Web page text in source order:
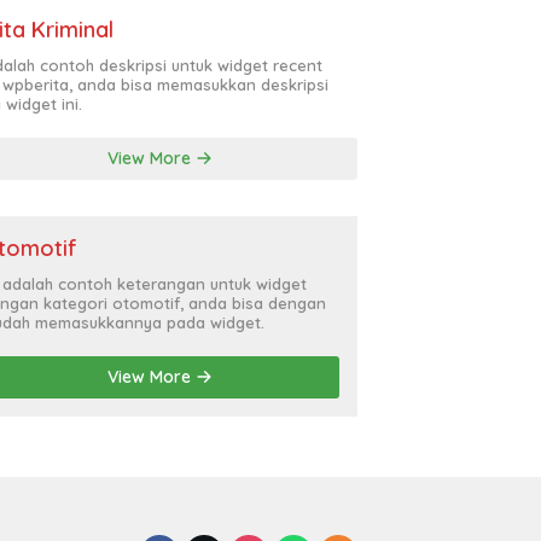
Kriminal
contoh deskripsi untuk widget recent
anda bisa memasukkan deskripsi
widget ini.
View More
adalah contoh keterangan untuk widget
kategori otomotif, anda bisa dengan
memasukkannya pada widget.
View More